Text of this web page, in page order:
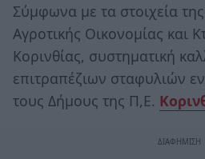
Σύμφωνα με τα στοιχεία
Αγροτικής Οικονομίας και
Κορινθίας, συστηματική
επιτραπέζιων σταφυλιών
τους Δήμους της Π,Ε.